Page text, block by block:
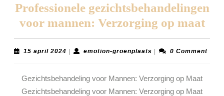
Professionele gezichtsbehandelingen
voor mannen: Verzorging op maat
15 april 2024 15
| emotion-groenplaatsemotion-
| 0 Comment
Gezichtsbehandeling voor Mannen: Verzorging op Maat
Gezichtsbehandeling voor Mannen: Verzorging op Maat